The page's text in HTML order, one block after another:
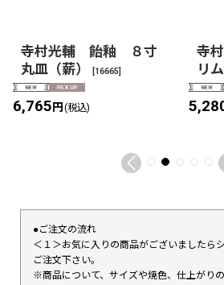
寺村光輔 飴釉 ８寸
丸皿（薪）
[16665]
6,765円 (税込)
寺
リ
●ご注文の流れ
＜１＞お気に入りの商品がございましたら
ご注文下さい。
※商品について、サイズや焼色、仕上がり